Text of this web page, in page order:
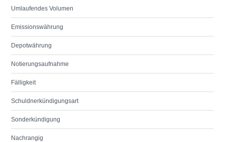
Umlaufendes Volumen
Emissionswährung
Depotwährung
Notierungsaufnahme
Fälligkeit
Schuldnerkündigungsart
Sonderkündigung
Nachrangig